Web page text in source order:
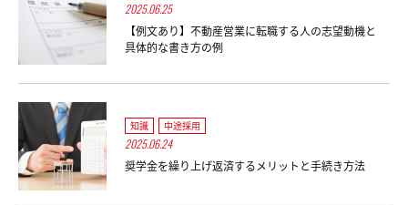
2025.06.25
【例文あり】不動産営業に転職する人の志望動機と
具体的な書き方の例
知識 中途採用
2025.06.24
奨学金を繰り上げ返済するメリットと手続き方法